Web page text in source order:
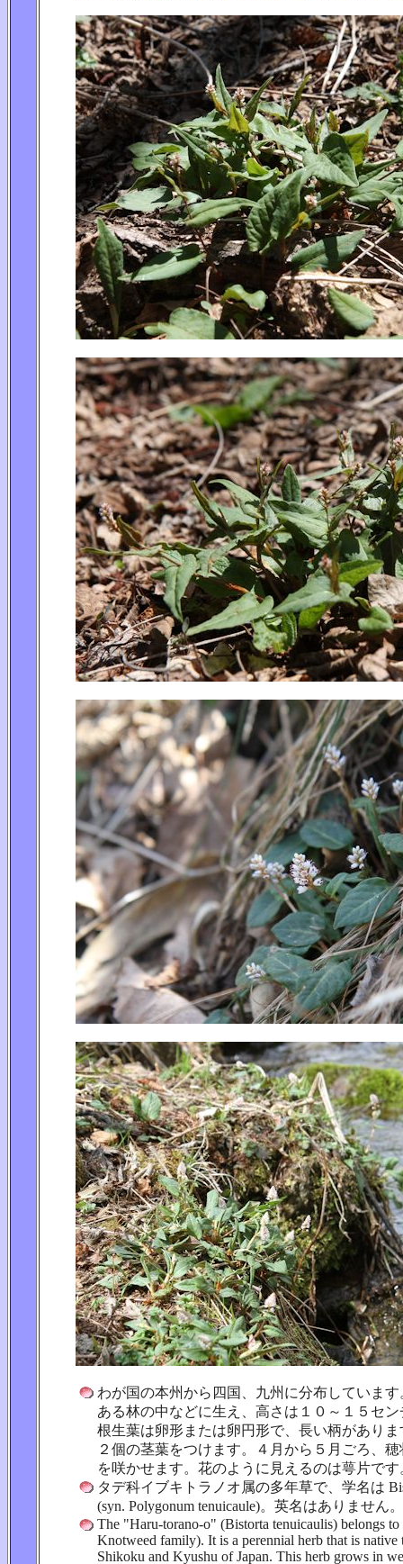
わが国の本州から四国、九州に分布していま
ある林の中などに生え、高さは１０～１５セ
根生葉は卵形または卵円形で、長い柄があり
２個の茎葉をつけます。４月から５月ごろ、
を咲かせます。花のように見えるのは萼片です
タデ科イブキトラノオ属の多年草で、学名は
(syn. Polygonum tenuicaule)。英名はありません。
The "Haru-torano-o" (Bistorta tenuicaulis) belongs to
Knotweed family). It is a perennial herb that is native
Shikoku and Kyushu of Japan. This herb grows in